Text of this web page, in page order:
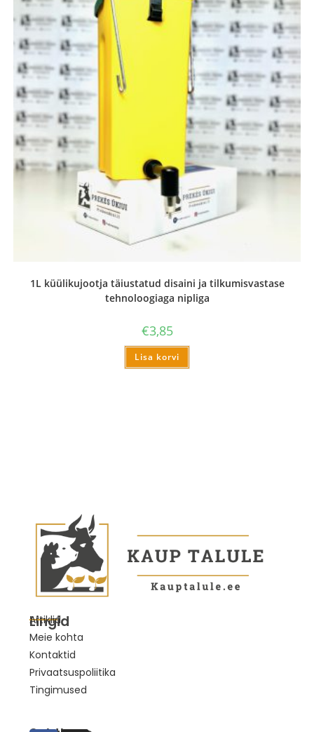
1L küülikujootja täiustatud disaini ja tilkumisvastase
tehnoloogiaga nipliga
€3,85
Lisa korvi
Lingid
Artiklid
Meie kohta
Kontaktid
Privaatsuspoliitika
Tingimused